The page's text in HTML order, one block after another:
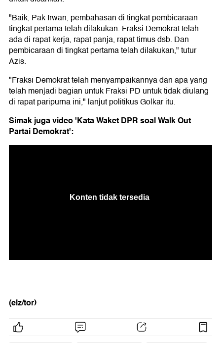
"Baik, Pak Irwan, pembahasan di tingkat pembicaraan
tingkat pertama telah dilakukan. Fraksi Demokrat telah
ada di rapat kerja, rapat panja, rapat timus dsb. Dan
pembicaraan di tingkat pertama telah dilakukan," tutur
Azis.
"Fraksi Demokrat telah menyampaikannya dan apa yang
telah menjadi bagian untuk Fraksi PD untuk tidak diulang
di rapat paripurna ini," lanjut politikus Golkar itu.
Simak juga video 'Kata Waket DPR soal Walk Out
Partai Demokrat':
(elz/tor)